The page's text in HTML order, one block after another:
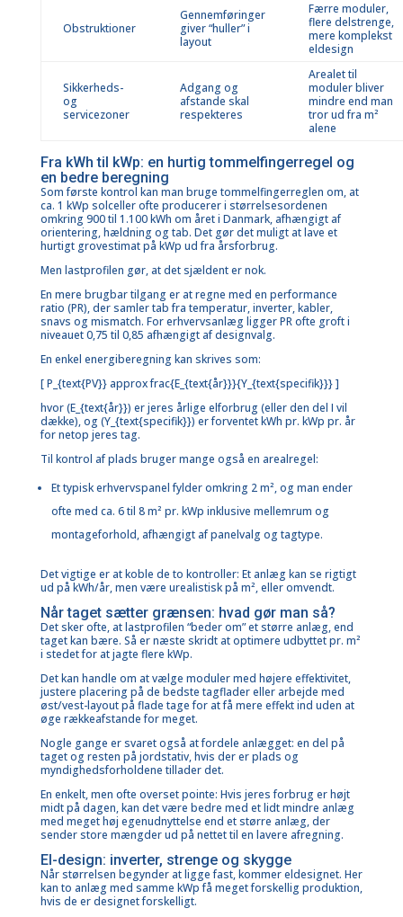
Obstruktioner
Gennemføringer
giver “huller” i
layout
Færre moduler,
flere delstrenge,
mere komplekst
eldesign
Sikkerheds-
og
servicezoner
Adgang og
afstande skal
respekteres
Arealet til
moduler bliver
mindre end man
tror ud fra m²
alene
Fra kWh til kWp: en hurtig tommelfingerregel og
en bedre beregning
Som første kontrol kan man bruge tommelfingerreglen om, at
ca. 1 kWp solceller ofte producerer i størrelsesordenen
omkring 900 til 1.100 kWh om året i Danmark, afhængigt af
orientering, hældning og tab. Det gør det muligt at lave et
hurtigt grovestimat på kWp ud fra årsforbrug.
Men lastprofilen gør, at det sjældent er nok.
En mere brugbar tilgang er at regne med en performance
ratio (PR), der samler tab fra temperatur, inverter, kabler,
snavs og mismatch. For erhvervsanlæg ligger PR ofte groft i
niveauet 0,75 til 0,85 afhængigt af designvalg.
En enkel energiberegning kan skrives som:
[ P_{text{PV}} approx frac{E_{text{år}}}{Y_{text{specifik}}} ]
hvor (E_{text{år}}) er jeres årlige elforbrug (eller den del I vil
dække), og (Y_{text{specifik}}) er forventet kWh pr. kWp pr. år
for netop jeres tag.
Til kontrol af plads bruger mange også en arealregel:
Et typisk erhvervspanel fylder omkring 2 m², og man ender
ofte med ca. 6 til 8 m² pr. kWp inklusive mellemrum og
montageforhold, afhængigt af panelvalg og tagtype.
Det vigtige er at koble de to kontroller: Et anlæg kan se rigtigt
ud på kWh/år, men være urealistisk på m², eller omvendt.
Når taget sætter grænsen: hvad gør man så?
Det sker ofte, at lastprofilen “beder om” et større anlæg, end
taget kan bære. Så er næste skridt at optimere udbyttet pr. m²
i stedet for at jagte flere kWp.
Det kan handle om at vælge moduler med højere effektivitet,
justere placering på de bedste tagflader eller arbejde med
øst/vest-layout på flade tagefor at få mere effekt ind uden at
øge rækkeafstande for meget.
Nogle gange er svaret også at fordele anlægget: en del på
taget og resten på jordstativ, hvis der er plads og
myndighedsforholdene tillader det.
En enkelt, men ofte overset pointe: Hvis jeres forbrug er højt
midt på dagen, kan det være bedre med et lidt mindre anlæg
med meget høj egenudnyttelse end et større anlæg, der
sender store mængder ud på nettet til en lavere afregning.
El-design: inverter, strenge og skygge
Når størrelsen begynder at ligge fast, kommer eldesignet. Her
kan to anlæg med samme kWp få meget forskellig produktion,
hvis de er designet forskelligt.